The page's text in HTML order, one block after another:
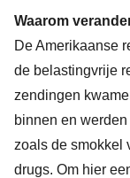
Waarom
De Amerikaanse
de belastingvrije
zendingen
binnen en
zoals de smokkel
drugs. Om hier